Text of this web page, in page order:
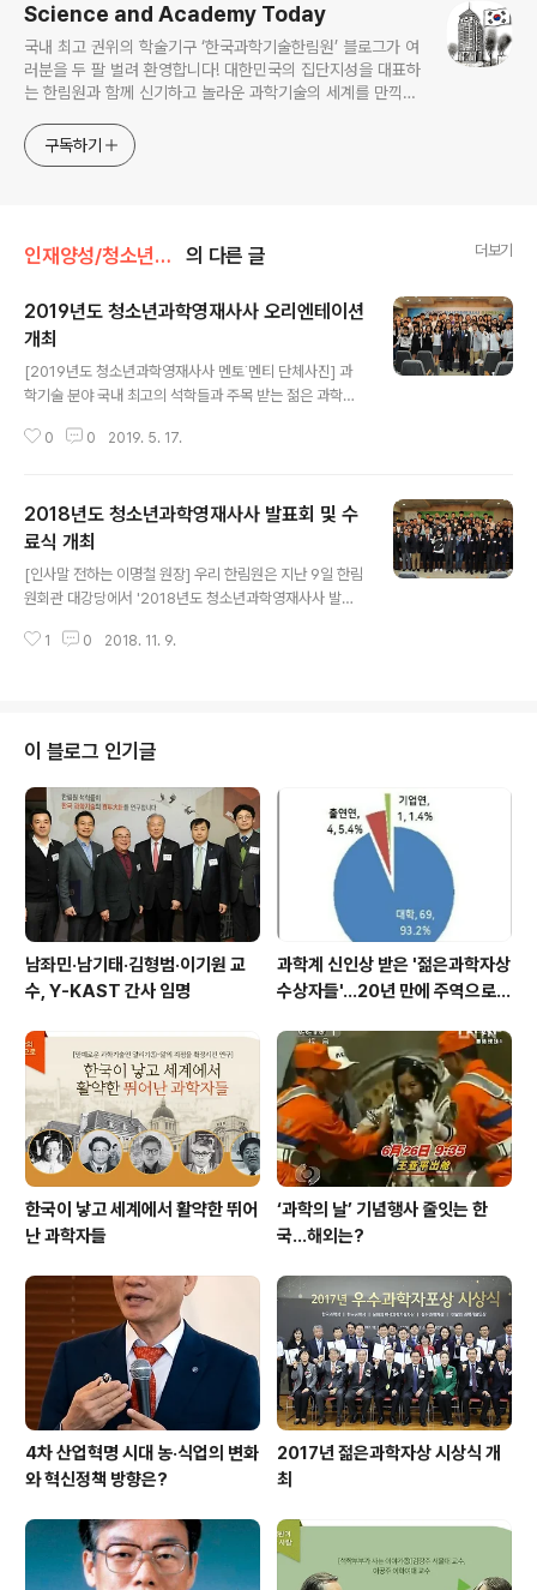
Science and Academy Today
국내 최고 권위의 학술기구 ‘한국과학기술한림원’ 블로그가 여
러분을 두 팔 벌려 환영합니다! 대한민국의 집단지성을 대표하
는 한림원과 함께 신기하고 놀라운 과학기술의 세계를 만끽하
구독하기
인재양성/청소년과학영재사사 의 다른 글 더보기
2019년도 청소년과학영재사사 오리엔테이션
개최
[2019년도 청소년과학영재사사 멘토˙멘티 단체사진] 과
학기술 분야 국내 최고의 석학들과 주목 받는 젊은 과학자
‘사이언스 오블리주(Science Oblige, 과학적 의무)’ 실
토·멘티들이 참여한 가운데 ‘2019년도 청소년과학영재사
사 오리엔테이션’을 개최하고, 올해 멘토링 프로그램을 시
작했다. 올해 멘토에는 이성환 고려대 교수, 서유헌 가천대
석좌교수, 유욱준 KAIST 명예교수를 비롯해서 AI·뇌·생명
주영석 KAIST 교수, 정가영 성균관대 교수, 이태우 서울대
0 0 2019. 5. 17.
2018년도 청소년과학영재사사 발표회 및 수
료식 개최
[인사말 전하는 이명철 원장] 우리 한림원은 지난 9일 한림
원회관 대강당에서 '2018년도 청소년과학영재사사 발표
개월간의 모든 과정을 수료한 26인의 멘티와 이들을 지도
사람으로 성장하길 바란다"고 인사를 전했다. 이어 김민근
(부광고등학교 2학년), 엄성식(서울과학고등학교 2학년),
이시은(대구과학고등학교 2학년), 황예지(창원여자고등학
교 2학년) 4인의 멘티 학생들이 대표로 5개월동안의 활동
내용을 발표하는 시간이 마련됐다. 학생들은 발표에서 "평
소 관심이 있었던 분야에 대해 교수님..
1 0 2018. 11. 9.
이 블로그 인기글
남좌민·남기태·김형범·이기원 교
수, Y-KAST 간사 임명
과학계 신인상 받은 '젊은과학자상
수상자들'…20년 만에 주역으로
한국이 낳고 세계에서 활약한 뛰어
난 과학자들
‘과학의 날’ 기념행사 줄잇는 한
국…해외는?
4차 산업혁명 시대 농·식업의 변화
와 혁신정책 방향은?
2017년 젊은과학자상 시상식 개
최